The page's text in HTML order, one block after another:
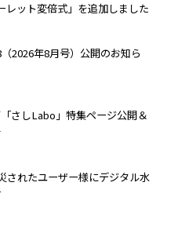
レット変倍式」を追加しました
2026年8月号）公開のお知ら
さしLabo」特集ページ公開＆
されたユーザー様にデジタル水